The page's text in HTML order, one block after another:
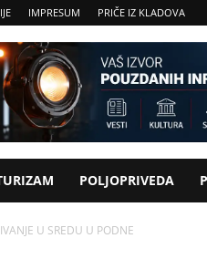
IMPRESUM PRIČE IZ KLADOVA
POLJOPRIVEDA
U SREDU U PODNE